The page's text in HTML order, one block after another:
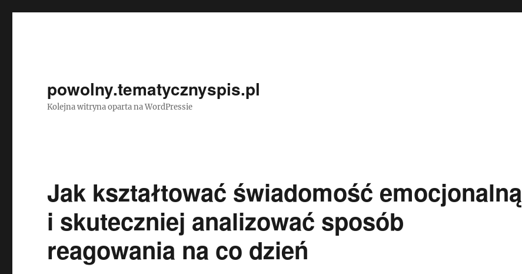
powolny.tematycznyspis.pl
Kolejna witryna oparta na WordPressie
Jak kształtować świadomość emocjonalną
i skuteczniej analizować sposób
reagowania na co dzień